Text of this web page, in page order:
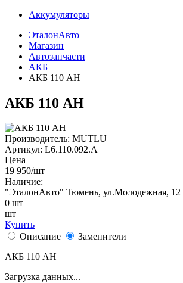
Аккумуляторы
ЭталонАвто
Магазин
Автозапчасти
АКБ
АКБ 110 AH
АКБ 110 AH
Производитель: MUTLU
Артикул: L6.110.092.A
Цена
19 950/шт
Наличие:
"ЭталонАвто" Тюмень, ул.Молодежная, 12
0 шт
шт
Купить
Описание
Заменители
АКБ 110 AH
Загрузка данных...